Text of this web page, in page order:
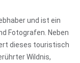
und ist ein
Fotografen. Neben
dieses touristisch
Wildnis,